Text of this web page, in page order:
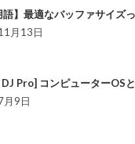
語】最適なバッファサイズ
月13日
Pro] コンピューターOS
月9日